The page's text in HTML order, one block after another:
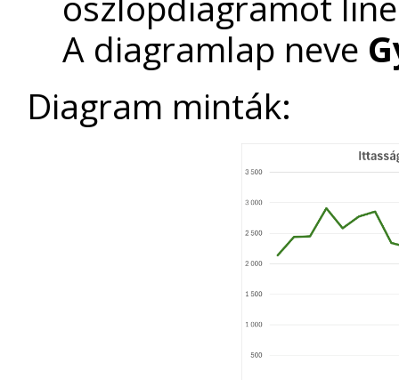
A diagramlap neve
Diagram minták: